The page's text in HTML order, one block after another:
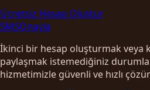
Ücretsiz Hesap Oluştur
SMSOnayla
İkinci bir hesap oluşturmak veya
paylaşmak istemediğiniz
hizmetimizle güvenli ve hızlı